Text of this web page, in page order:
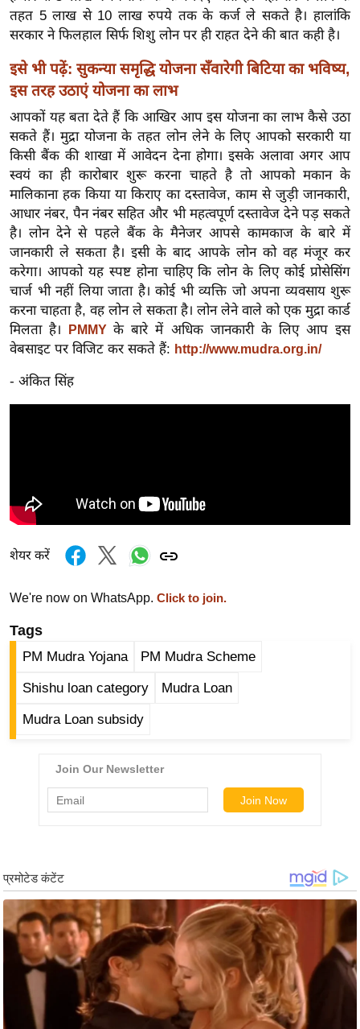
ज
ब्री
म
नो
रं
ज
न
ज
ग
त
बॉ
ली
वु
ड
हॉ
ली
वु
क्षा
B
r
a
i
n
N
e
इ
ल
टे
क्नॉ
लॉ
जी
ब्यू
तहत 5 लाख से 10 लाख रुपये तक के कर्ज ले सकते है। हालांकि
सरकार ने फिलहाल सिर्फ शिशु लोन पर ही राहत देने की बात कही है।
इसे भी पढ़ें: सुकन्या समृद्धि योजना सँवारेगी बिटिया का भविष्य,
इस तरह उठाएं योजना का लाभ
आपकों यह बता देते हैं कि आखिर आप इस योजना का लाभ कैसे उठा
सकते हैं। मुद्रा योजना के तहत लोन लेने के लिए आपको सरकारी या
किसी बैंक की शाखा में आवेदन देना होगा। इसके अलावा अगर आप
स्वयं का ही कारोबार शुरू करना चाहते है तो आपको मकान के
मालिकाना हक किया या किराए का दस्तावेज, काम से जुड़ी जानकारी,
आधार नंबर, पैन नंबर सहित और भी महत्वपूर्ण दस्तावेज देने पड़ सकते
है। लोन देने से पहले बैंक के मैनेजर आपसे कामकाज के बारे में
जानकारी ले सकता है। इसी के बाद आपके लोन को वह मंजूर कर
करेगा। आपको यह स्पष्ट होना चाहिए कि लोन के लिए कोई प्रोसेसिंग
चार्ज भी नहीं लिया जाता है। कोई भी व्यक्ति जो अपना व्यवसाय शुरू
करना चाहता है, वह लोन ले सकता है। लोन लेने वाले को एक मुद्रा कार्ड
मिलता है।
PMMYके बारे में अधिक जानकारी के लिए आप इस
वेबसाइट पर विजिट कर सकते हैं: http://www.mudra.org.in/
- अंकित सिंह
शेयर करें
We're now on WhatsApp. Click to join.
Tags
PM Mudra Yojana PM Mudra Scheme
Shishu loan category Mudra Loan
Mudra Loan subsidy